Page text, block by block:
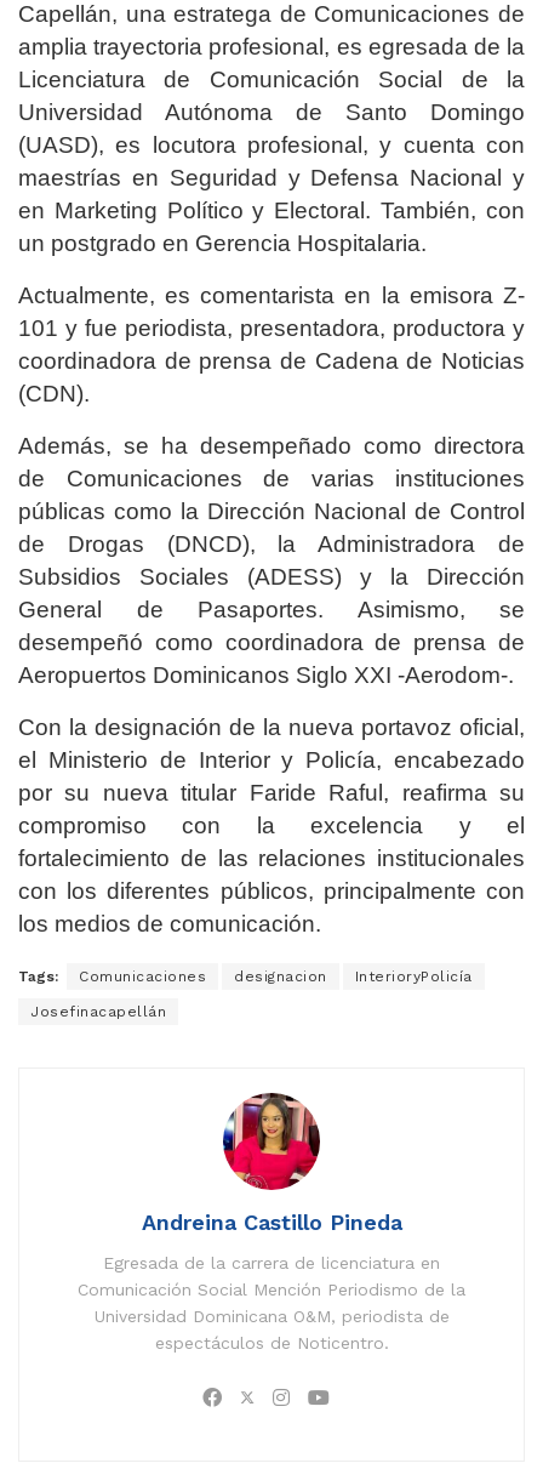
Capellán, una estratega de Comunicaciones de
amplia trayectoria profesional, es egresada de la
Licenciatura de Comunicación Social de la
Universidad Autónoma de Santo Domingo
(UASD), es locutora profesional, y cuenta con
maestrías en Seguridad y Defensa Nacional y
en Marketing Político y Electoral. También, con
un postgrado en Gerencia Hospitalaria.
Actualmente, es comentarista en la emisora Z-
101 y fue periodista, presentadora, productora y
coordinadora de prensa de Cadena de Noticias
(CDN).
Además, se ha desempeñado como directora
de Comunicaciones de varias instituciones
públicas como la Dirección Nacional de Control
de Drogas (DNCD), la Administradora de
Subsidios Sociales (ADESS) y la Dirección
General de Pasaportes. Asimismo, se
desempeñó como coordinadora de prensa de
Aeropuertos Dominicanos Siglo XXI -Aerodom-.
Con la designación de la nueva portavoz oficial,
el Ministerio de Interior y Policía, encabezado
por su nueva titular Faride Raful, reafirma su
compromiso con la excelencia y el
fortalecimiento de las relaciones institucionales
con los diferentes públicos, principalmente con
los medios de comunicación.
Tags: Comunicaciones designacion InterioryPolicía
Josefinacapellán
Andreina Castillo Pineda
Egresada de la carrera de licenciatura en
Comunicación Social Mención Periodismo de la
Universidad Dominicana O&M, periodista de
espectáculos de Noticentro.